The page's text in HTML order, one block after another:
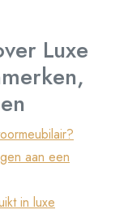
Luxe
aan een
in luxe